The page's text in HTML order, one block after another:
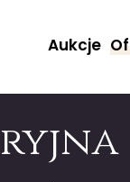
Aukcje